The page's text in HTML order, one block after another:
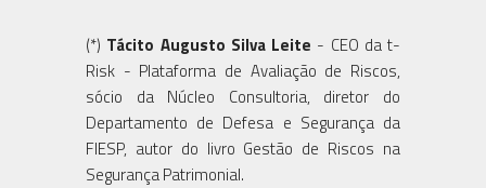
(*) Tácito Augusto Silva Leite - CEO da t-
Risk - Plataforma de Avaliação de Riscos,
sócio da Núcleo Consultoria, diretor do
Departamento de Defesa e Segurança da
FIESP, autor do livro Gestão de Riscos na
Segurança Patrimonial.